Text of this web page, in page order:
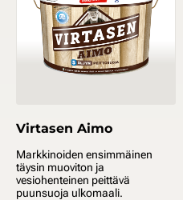
Virtasen Aimo
Markkinoiden ensimmäinen
täysin muoviton ja
vesiohenteinen peittävä
puunsuoja ulkomaali.